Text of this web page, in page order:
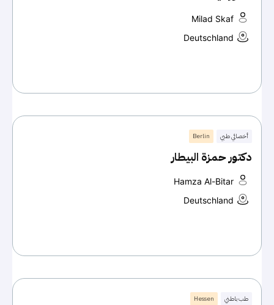
Milad Skaf
Deutschland
أخصائي طبي Berlin
دكتور حمزة البيطار
Hamza Al-Bitar
Deutschland
طب باطني Hessen